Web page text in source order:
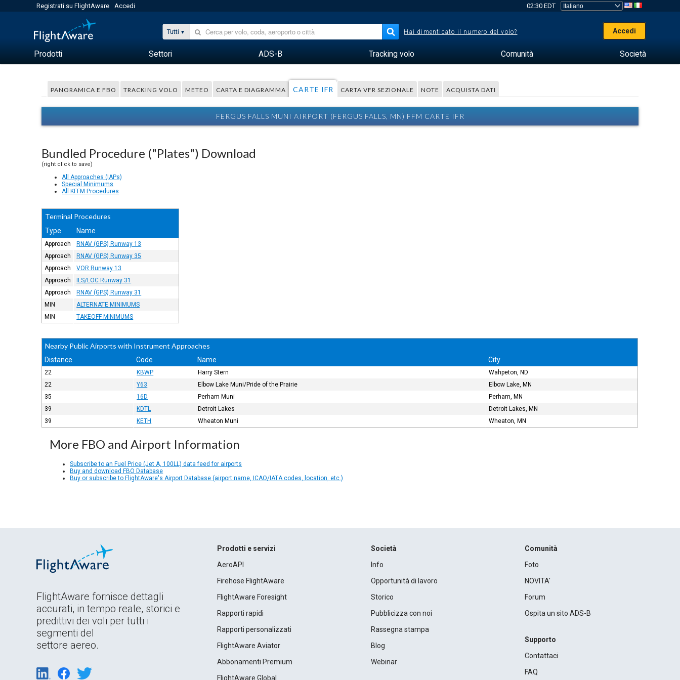
Registrati su FlightAware Accedi 02:30 EDT
Tutti Hai dimenticato il numero del volo? Accedi
Prodotti Settori ADS-B Tracking volo Comunità Società
PANORAMICA E FBO TRACKING VOLO METEO CARTA E DIAGRAMMA CARTE IFR CARTA VFR SEZIONALE NOTE ACQUISTA DATI
FERGUS FALLS MUNI AIRPORT (FERGUS FALLS, MN) FFM CARTE IFR
Bundled Procedure ("Plates") Download
(right click to save)
All Approaches (IAPs)
Special Minimums
All KFFM Procedures
Terminal Procedures
Type Name
Approach
RNAV (GPS) Runway 13
Approach
RNAV (GPS) Runway 35
Approach
VOR Runway 13
Approach
ILS/LOC Runway 31
Approach
RNAV (GPS) Runway 31
MIN
ALTERNATE MINIMUMS
MIN
TAKEOFF MINIMUMS
Nearby Public Airports with Instrument Approaches
Distance Code Name City
22 KBWP Harry Stern
Wahpeton, ND
22
Y63 Elbow Lake Muni/Pride of the Prairie
Elbow Lake, MN
35
16D Perham Muni
Perham, MN
39
KDTL Detroit Lakes
Detroit Lakes, MN
39
KETH Wheaton Muni Wheaton, MN
More FBO and Airport Information
Subscribe to an Fuel Price (Jet A, 100LL) data feed for airports
Buy and download FBO Database
Buy or subscribe to FlightAware's Airport Database (airport name, ICAO/IATA codes, location, etc.)
FlightAware fornisce dettagli
accurati, in tempo reale, storici e
predittivi dei voli per tutti i
segmenti del
settore aereo.
Prodotti e servizi
AeroAPI
Firehose FlightAware
FlightAware Foresight
Rapporti rapidi
Rapporti personalizzati
FlightAware Aviator
Abbonamenti Premium
FlightAware Global
Società
Info
Opportunità di lavoro
Storico
Pubblicizza con noi
Rassegna stampa
Blog
Webinar
Comunità
Foto
NOVITA'
Forum
Ospita un sito ADS-B
Supporto
Contattaci
FAQ